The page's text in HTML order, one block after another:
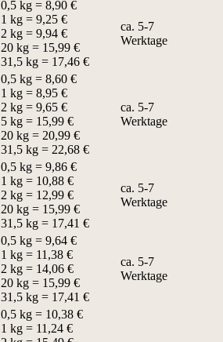
0,5 kg = 8,90 €
1 kg = 9,25 €
2 kg = 9,94 €
20 kg = 15,99 €
31,5 kg = 17,46 €
ca. 5-7
Werktage
0,5 kg = 8,60 €
1 kg = 8,95 €
2 kg = 9,65 €
5 kg = 15,99 €
20 kg = 20,99 €
31,5 kg = 22,68 €
ca. 5-7
Werktage
0,5 kg = 9,86 €
1 kg = 10,88 €
2 kg = 12,99 €
20 kg = 15,99 €
31,5 kg = 17,41 €
ca. 5-7
Werktage
0,5 kg = 9,64 €
1 kg = 11,38 €
2 kg = 14,06 €
20 kg = 15,99 €
31,5 kg = 17,41 €
ca. 5-7
Werktage
0,5 kg = 10,38 €
1 kg = 11,24 €